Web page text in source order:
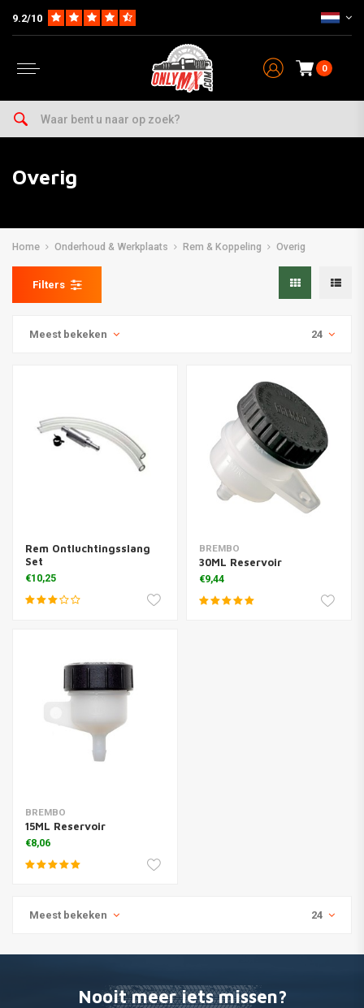
9.2/10
0
Overig
Home Onderhoud & Werkplaats Rem & Koppeling Overig
Filters
Meest bekeken 24
Rem Ontluchtingsslang
Set
€10,25
BREMBO
30ML Reservoir
€9,44
BREMBO
15ML Reservoir
€8,06
Meest bekeken 24
Nooit meer iets missen?